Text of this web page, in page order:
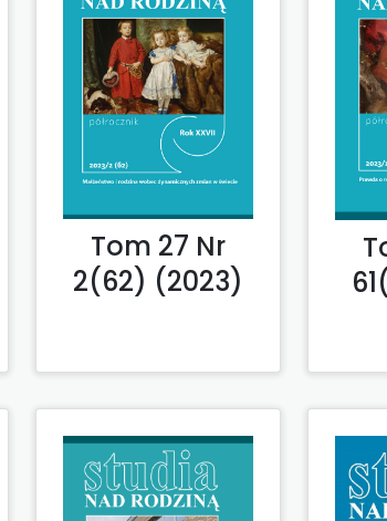
Tom 27 Nr
2(62) (2023)